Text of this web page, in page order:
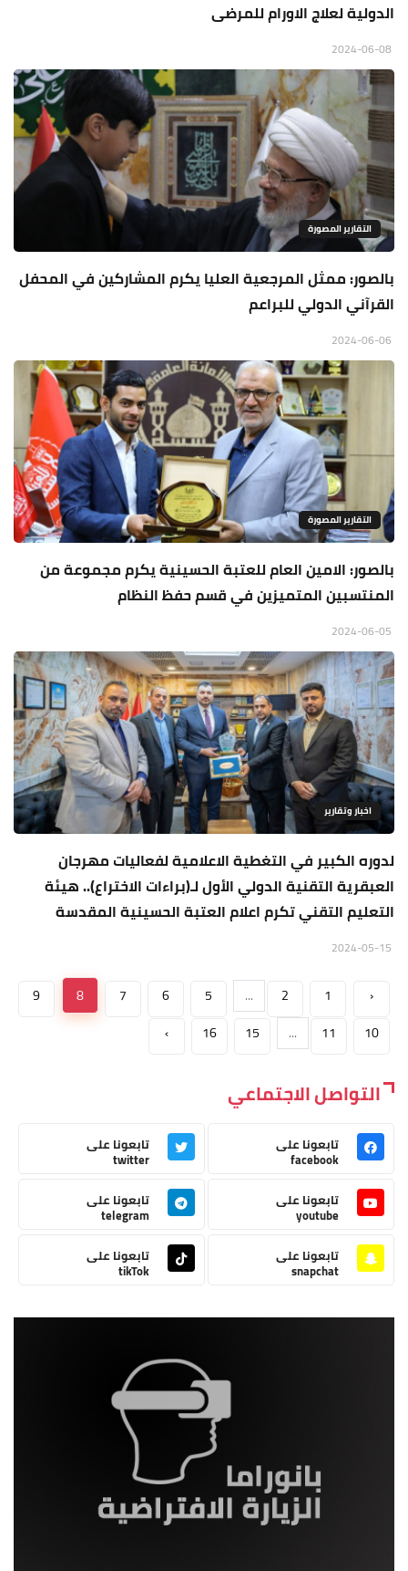
الدولية لعلاج الاورام للمرضى
التقارير المصورة
بالصور: ممثل المرجعية العليا يكرم المشاركين في المحفل
القرآني الدولي للبراعم
التقارير المصورة
بالصور: الامين العام للعتبة الحسينية يكرم مجموعة من
المنتسبين المتميزين في قسم حفظ النظام
اخبار وتقارير
لدوره الكبير في التغطية الاعلامية لفعاليات مهرجان
العبقرية التقنية الدولي الأول لـ(براءات الاختراع).. هيئة
التعليم التقني تكرم اعلام العتبة الحسينية المقدسة
‹
1
2
...
5
6
7
8
9
10
11
...
15
16
›
التواصل الاجتماعي
تابعونا على
facebook
تابعونا على
twitter
تابعونا على
youtube
تابعونا على
telegram
تابعونا على
snapchat
تابعونا على
tikTok